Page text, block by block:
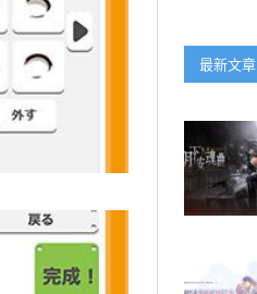
最新文章